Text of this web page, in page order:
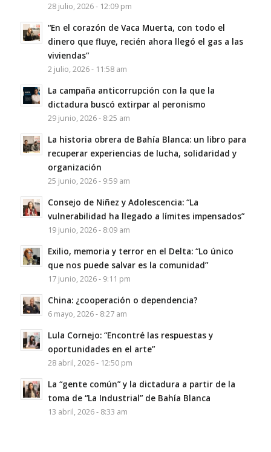
28 julio, 2026 - 12:09 pm
“En el corazón de Vaca Muerta, con todo el
dinero que fluye, recién ahora llegó el gas a las
viviendas”
2 julio, 2026 - 11:58 am
La campaña anticorrupción con la que la
dictadura buscó extirpar al peronismo
29 junio, 2026 - 8:25 am
La historia obrera de Bahía Blanca: un libro para
recuperar experiencias de lucha, solidaridad y
organización
25 junio, 2026 - 9:59 am
Consejo de Niñez y Adolescencia: “La
vulnerabilidad ha llegado a límites impensados”
19 junio, 2026 - 8:09 am
Exilio, memoria y terror en el Delta: “Lo único
que nos puede salvar es la comunidad”
17 junio, 2026 - 9:11 pm
China: ¿cooperación o dependencia?
6 mayo, 2026 - 8:27 am
Lula Cornejo: “Encontré las respuestas y
oportunidades en el arte”
28 abril, 2026 - 12:50 pm
La “gente común” y la dictadura a partir de la
toma de “La Industrial” de Bahía Blanca
13 abril, 2026 - 8:33 am